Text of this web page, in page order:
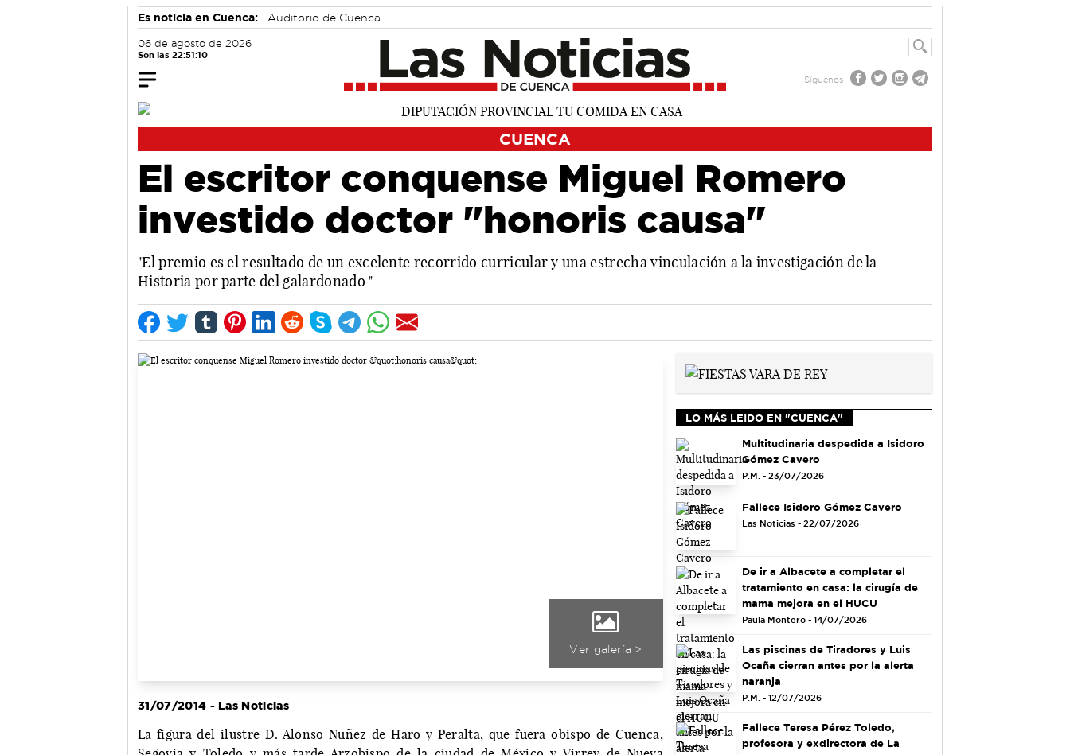
Es noticia en Cuenca: Auditorio de Cuenca
06 de agosto de 2026
Son las 22:51:11
Síguenos
CUENCA
El escritor conquense Miguel Romero
investido doctor "honoris causa"
"El premio es el resultado de un excelente recorrido curricular y una estrecha vinculación a la investigación de la
Historia por parte del galardonado "
Ver galería >
31/07/2014 - Las Noticias
La figura del ilustre D. Alonso Nuñez de Haro y Peralta, que fuera obispo de Cuenca,
LO MÁS LEIDO EN "CUENCA"
Multitudinaria despedida a Isidoro
Gómez Cavero
P.M. - 23/07/2026
Fallece Isidoro Gómez Cavero
Las Noticias - 22/07/2026
De ir a Albacete a completar el
tratamiento en casa: la cirugía de
mama mejora en el HUCU
Paula Montero - 14/07/2026
Las piscinas de Tiradores y Luis
Ocaña cierran antes por la alerta
naranja
P.M. - 12/07/2026
Fallece Teresa Pérez Toledo,
profesora y exdirectora de La